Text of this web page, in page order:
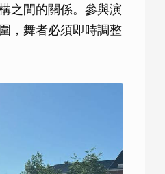
之間的關係。參與演
，舞者必須即時調整